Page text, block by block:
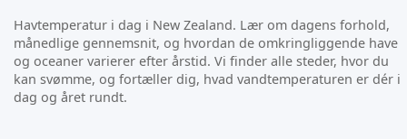
Havtemperatur i dag i New Zealand. Lær om dagens forhold,
månedlige gennemsnit, og hvordan de omkringliggende have
og oceaner varierer efter årstid. Vi finder alle steder, hvor du
kan svømme, og fortæller dig, hvad vandtemperaturen er dér i
dag og året rundt.